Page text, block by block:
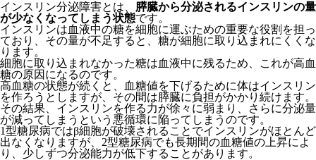
インスリン分泌障害とは、 膵臓から分泌されるインスリンの量
が少なくなってしまう状態です。
インスリンは血液中の糖を細胞に運ぶための重要な役割を担っ
ており、その量が不足すると、糖が細胞に取り込まれにくくな
ります。
細胞に取り込まれなかった糖は血液中に残るため、これが高血
糖の原因になるのです。
高血糖の状態が続くと、血糖値を下げるために体はインスリン
を作ろうとしますが、その間は膵臓に負担がかかり続けます。
その結果、インスリンを作る力が徐々に弱まり、さらに分泌量
が減ってしまうという悪循環に陥ってしまうのです。
1型糖尿病ではβ細胞が破壊されることでインスリンがほとんど
出なくなりますが、2型糖尿病でも長期間の血糖値の上昇によ
り、少しずつ分泌能力が低下することがあります。